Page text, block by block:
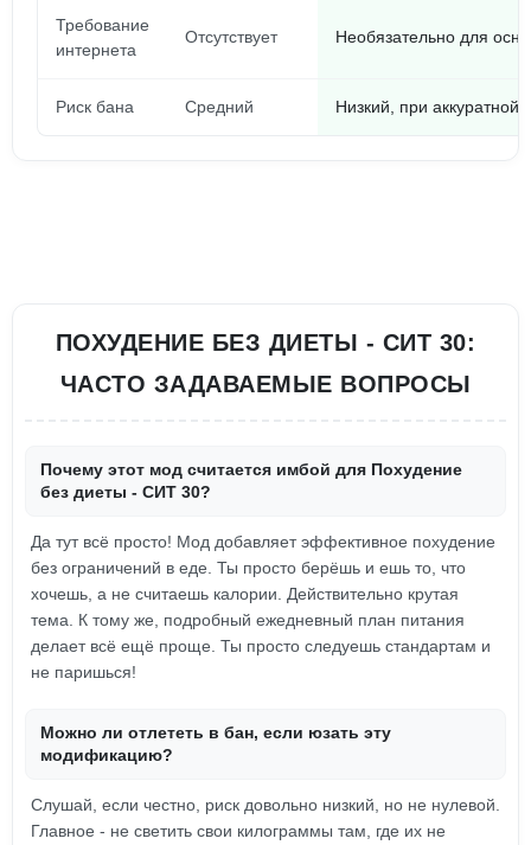
Требование
интернета
Отсутствует Необязательно для
Риск бана Средний Низкий, при аккуратной
ПОХУДЕНИЕ БЕЗ ДИЕТЫ - СИТ 30:
ЧАСТО ЗАДАВАЕМЫЕ ВОПРОСЫ
Почему этот мод считается имбой для Похудение
без диеты - СИТ 30?
Да тут всё просто! Мод добавляет эффективное похудение
без ограничений в еде. Ты просто берёшь и ешь то, что
хочешь, а не считаешь калории. Действительно крутая
тема. К тому же, подробный ежедневный план питания
делает всё ещё проще. Ты просто следуешь стандартам и
не паришься!
Можно ли отлететь в бан, если юзать эту
модификацию?
Слушай, если честно, риск довольно низкий, но не нулевой.
Главное - не светить свои килограммы там, где их не